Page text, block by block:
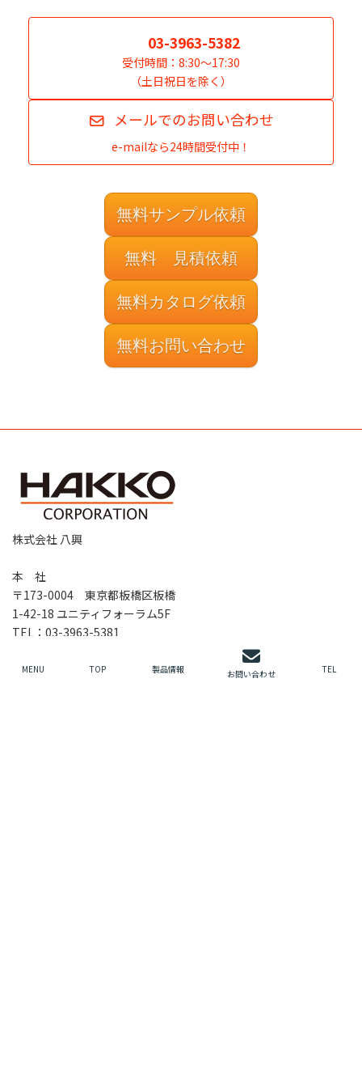
03-3963-5382
受付時間：8:30～17:30
（土日祝日を除く）
メールでのお問い合わせ
e-mailなら24時間受付中！
無料サンプル依頼
無料 見積依頼
無料カタログ依頼
無料お問い合わせ
株式会社 八興
本 社
〒173-0004 東京都板橋区板橋
1-42-18 ユニティフォーラム5F
TEL：03-3963-5381
MENU TOP 製品情報 お問い合わせ TEL